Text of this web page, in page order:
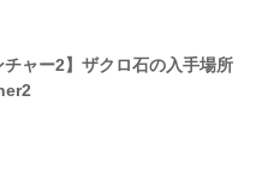
チャー2】ザクロ石の入手場所